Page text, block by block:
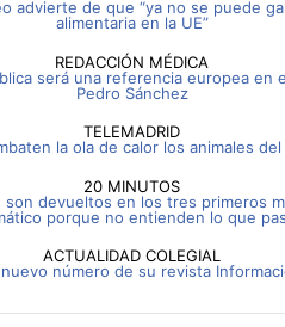
advierte de que “ya no se puede
alimentaria en la UE”
REDACCIÓN MÉDICA
será una referencia europea en
Pedro Sánchez
TELEMADRID
la ola de calor los animales del
20 MINUTOS
son devueltos en los tres primeros
porque no entienden lo que
ACTUALIDAD COLEGIAL
número de su revista